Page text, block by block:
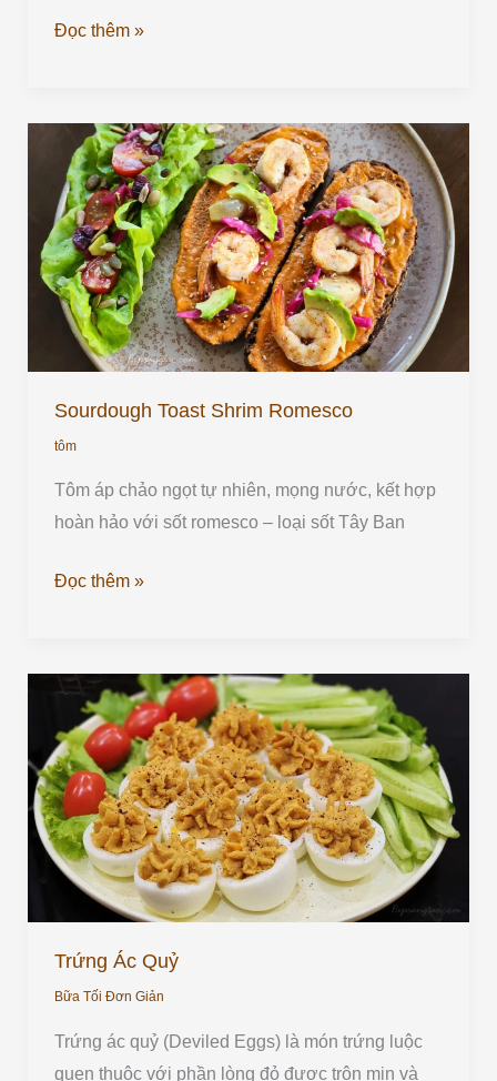
Đọc thêm »
Sourdough Toast Shrim Romesco
tôm
Tôm áp chảo ngọt tự nhiên, mọng nước, kết hợp
hoàn hảo với sốt romesco – loại sốt Tây Ban
Sourdough
Toast
Shrim
Romesco
Đọc thêm »
Trứng Ác Quỷ
Bữa Tối Đơn Giản
Trứng ác quỷ (Deviled Eggs) là món trứng luộc
quen thuộc với phần lòng đỏ được trộn mịn và
Trứng
Quỷ